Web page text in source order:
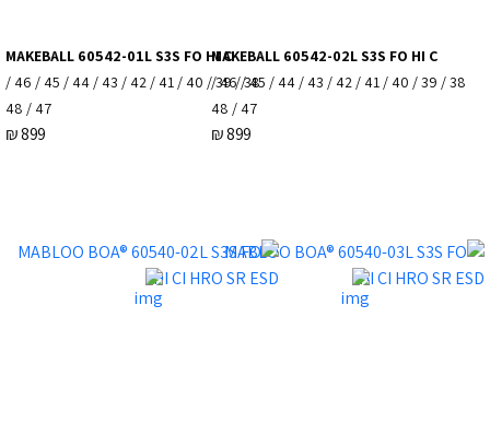
MAKEBALL 60542-02L S3S FO HI C
38 / 39 / 40 / 41 / 42 / 43 / 44 / 45 / 46 /
47 / 48
899
₪
MAKEBALL 60542-01L S3S FO HI C
38 / 39 / 40 / 41 / 42 / 43 / 44 / 45 / 46 /
47 / 48
899
₪